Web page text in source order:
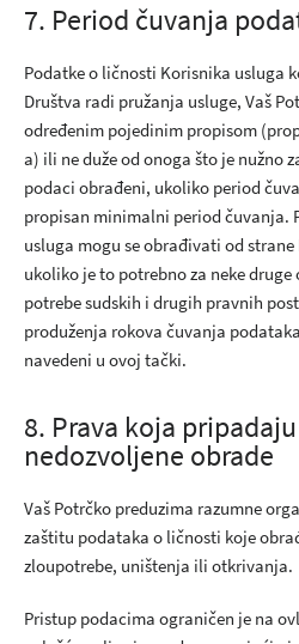
7. Period čuvanja
Podatke o ličnosti Korisnika usluga
Društva radi pružanja usluge, Vaš
određenim pojedinim propisom
a) ili ne duže od onoga što je nužno
podaci obrađeni, ukoliko period
propisan minimalni period čuvanja.
usluga mogu se obrađivati od strane
ukoliko je to potrebno za neke druge
potrebe sudskih i drugih pravnih
produženja rokova čuvanja
navedeni u ovoj tački.
8. Prava koja
nedozvoljene obrade
Vaš Potrčko preduzima razumne
zaštitu podataka o ličnosti koje
zloupotrebe, uništenja ili otkrivanja.
Pristup podacima ograničen je na